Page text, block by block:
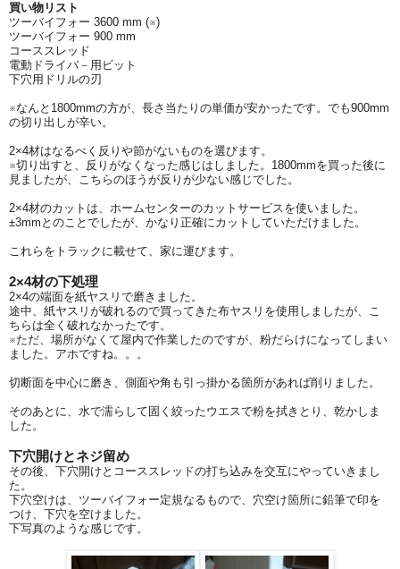
買い物リスト
ツーバイフォー 3600 mm (※)
ツーバイフォー 900 mm
コーススレッド
電動ドライバ－用ビット
下穴用ドリルの刃
※なんと1800mmの方が、長さ当たりの単価が安かったです。でも900mm
の切り出しが辛い。
2×4材はなるべく反りや節がないものを選びます。
※切り出すと、反りがなくなった感じはしました。1800mmを買った後に
見ましたが、こちらのほうが反りが少ない感じでした。
2×4材のカットは、ホームセンターのカットサービスを使いました。
±3mmとのことでしたが、かなり正確にカットしていただけました。
これらをトラックに載せて、家に運びます。
2×4材の下処理
2×4の端面を紙ヤスリで磨きました。
途中、紙ヤスリが破れるので買ってきた布ヤスリを使用しましたが、こ
ちらは全く破れなかったです。
※ただ、場所がなくて屋内で作業したのですが、粉だらけになってしまい
ました。アホですね。。。
切断面を中心に磨き、側面や角も引っ掛かる箇所があれば削りました。
そのあとに、水で濡らして固く絞ったウエスで粉を拭きとり、乾かしま
した。
下穴開けとネジ留め
その後、下穴開けとコーススレッドの打ち込みを交互にやっていきまし
た。
下穴空けは、ツーバイフォー定規なるもので、穴空け箇所に鉛筆で印を
つけ、下穴を空けました。
下写真のような感じです。